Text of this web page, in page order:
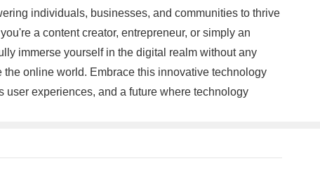
individuals, businesses, and communities to thrive
a content creator, entrepreneur, or simply an
immerse yourself in the digital realm without any
online world. Embrace this innovative technology
experiences, and a future where technology